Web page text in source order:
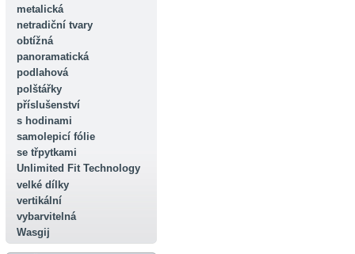
metalická
netradiční tvary
obtížná
panoramatická
podlahová
polštářky
příslušenství
s hodinami
samolepicí fólie
se třpytkami
Unlimited Fit Technology
velké dílky
vertikální
vybarvitelná
Wasgij